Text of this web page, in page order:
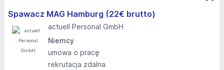
Spawacz MAG Hamburg (22€ brutto)
actuell Personal GmbH
Niemcy
umowa o pracę
rekrutacja zdalna